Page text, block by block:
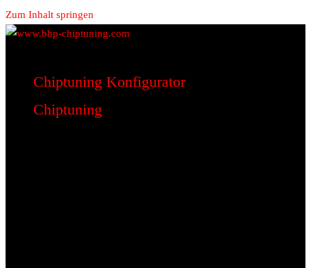
Zum Inhalt springen
www.bhp-chiptuning.com
BHP Motorsport
Chiptuning Konfigurator
Chiptuning